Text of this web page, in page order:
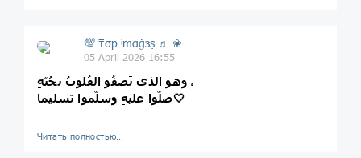
💯 ₸σp ᶤmαġзṣ ♬ ❀
05 April 2026 16:55
وهو الذي تَصفُو القُلوبُ بحُبّهِ ،
صلّوا عليهِ وسلّموا تسليما🤍
Читать полностью…